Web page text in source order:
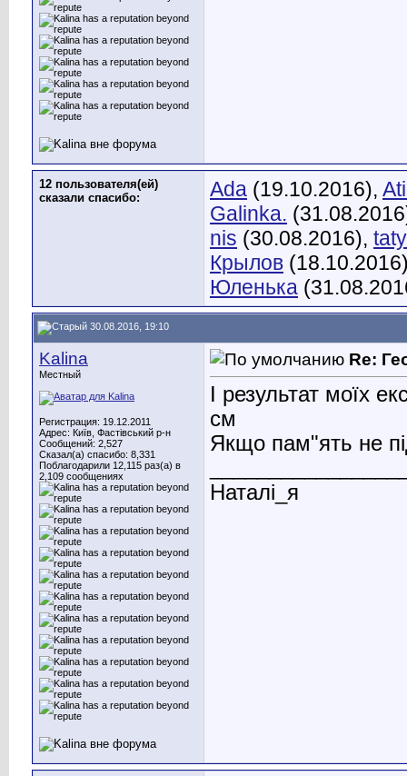
12 пользователя(ей)
сказали cпасибо:
Ada (19.10.2016),
Galinka.
nis (30.08.2016),
Крылов
Юленька
30.08.2016, 19:10
Kalina
Местный
Регистрация: 19.12.2011
Адрес: Київ, Фастівський р-н
Сообщений: 2,527
Сказал(а) спасибо: 8,331
Поблагодарили 12,115 раз(а) в
2,109 сообщениях
Re:
І результат моїх
см
Якщо пам"ять не
Наталі_я